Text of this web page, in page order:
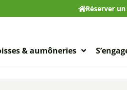
Réserver
& aumôneries